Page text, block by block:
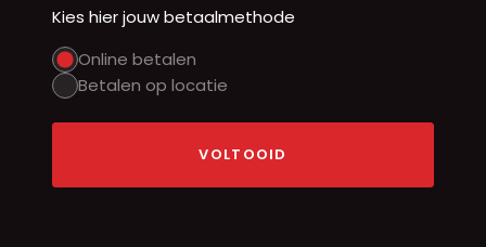
Kies hier jouw betaalmethode
Online betalen
Betalen op locatie